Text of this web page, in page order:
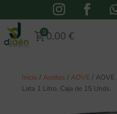
00,00 €
Inicio / Aceites / AOVE/ AOVE
Lata 1 Litro. Caja de 15 Unds.